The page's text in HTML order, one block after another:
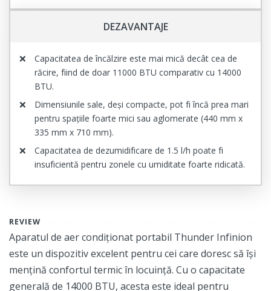
DEZAVANTAJE
Capacitatea de încălzire este mai mică decât cea de
răcire, fiind de doar 11000 BTU comparativ cu 14000
BTU.
Dimensiunile sale, deși compacte, pot fi încă prea mari
pentru spațiile foarte mici sau aglomerate (440 mm x
335 mm x 710 mm).
Capacitatea de dezumidificare de 1.5 l/h poate fi
insuficientă pentru zonele cu umiditate foarte ridicată.
REVIEW
Aparatul de aer condiționat portabil Thunder Infinion
este un dispozitiv excelent pentru cei care doresc să își
mențină confortul termic în locuință. Cu o capacitate
generală de 14000 BTU, acesta este ideal pentru